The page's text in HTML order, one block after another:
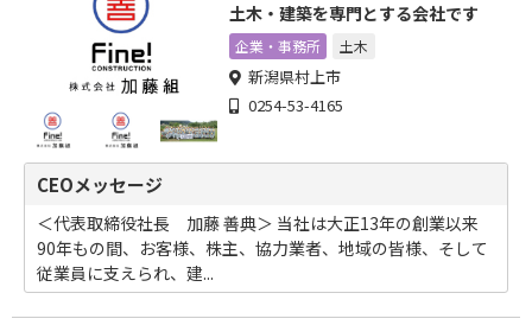
土木・建築を専門とする会社です
企業・事務所 土木
新潟県村上市
0254-53-4165
CEOメッセージ
＜代表取締役社長 加藤 善典＞ 当社は大正13年の創業以来
90年もの間、お客様、株主、協力業者、地域の皆様、そして
従業員に支えられ、建...